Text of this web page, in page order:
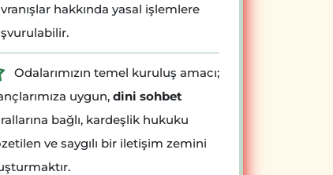
hakkında yasal işlemlere
Odalarımızın temel kuruluş amacı;
uygun, dini sohbet
bağlı, kardeşlik hukuku
ve saygılı bir iletişim zemini